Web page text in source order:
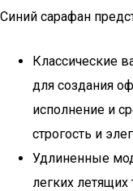
Синий сарафан
Классические
для создания
исполнение и
строгость и
Удлиненные
легких летящих